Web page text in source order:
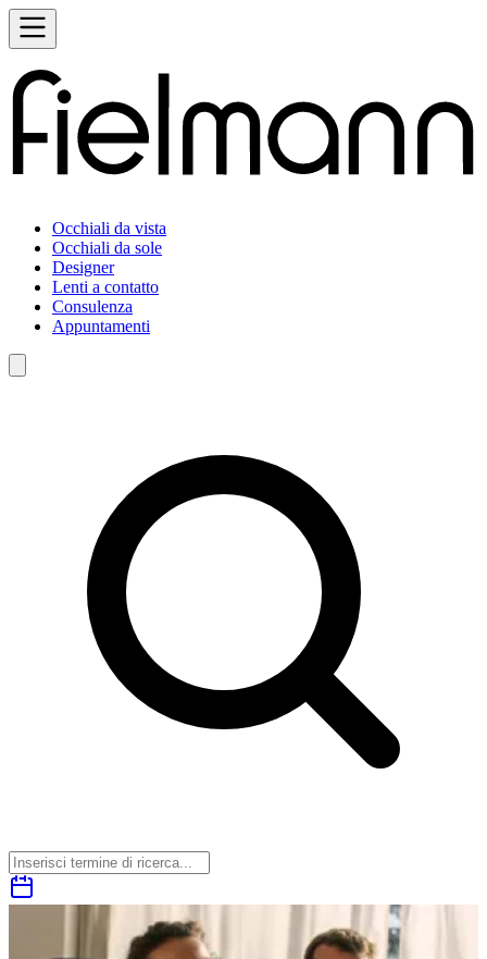
Occhiali da vista
Occhiali da sole
Designer
Lenti a contatto
Consulenza
Appuntamenti